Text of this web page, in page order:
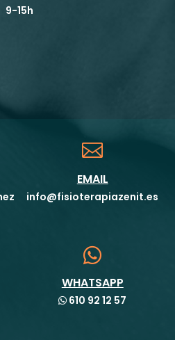
9-15h

EMAIL
info@fisioterapiazenit.es

WHATSAPP
610 92 12 57